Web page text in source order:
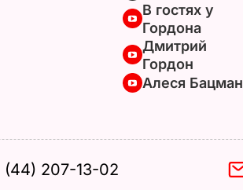
В гостях у
Гордона
Дмитрий
Гордон
Алеся Бацман
(44) 207-13-02